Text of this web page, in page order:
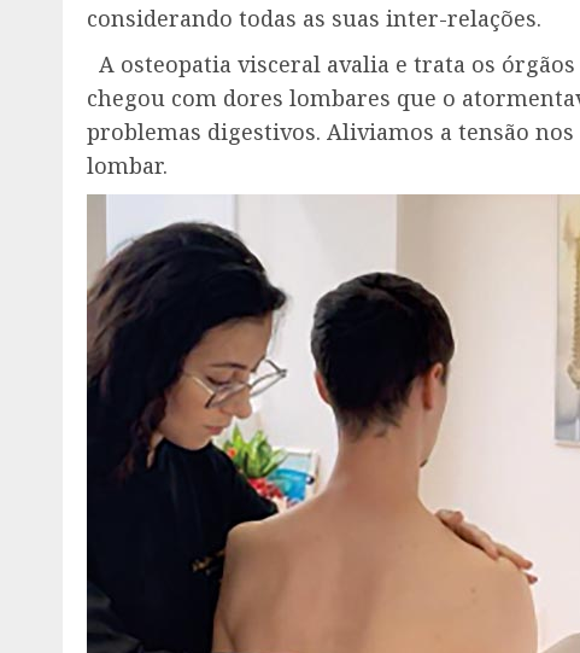
considerando todas as suas inter-relações.
A osteopatia visceral avalia e trata os
chegou com dores lombares que o
problemas digestivos. Aliviamos a tensão
lombar.